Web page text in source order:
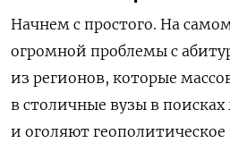
Начнем с простого. На
огромной проблемы с
из регионов, которые
в столичные вузы в
и оголяют геополитическое